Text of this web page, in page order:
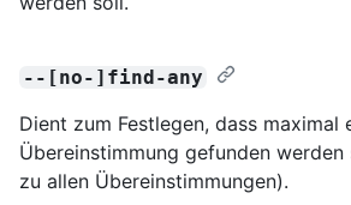
--[no-]find-any
Dient zum Festlegen, dass maximal
Übereinstimmung gefunden
zu allen Übereinstimmungen).